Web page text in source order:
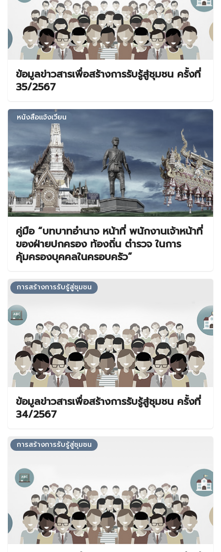
ข้อมูลข่าวสารเพื่อสร้างการรับรู้สู่ชุมชน ครั้งที่
35/2567
หนังสือแจ้งเวียน
คู่มือ “บทบาทอำนาจ หน้าที่ พนักงานเจ้าหน้าที่
ของฝ่ายปกครอง ท้องถิ่น ตำรวจ ในการ
คุ้มครองบุคคลในครอบครัว”
การสร้างการรับรู้สู่ชุมชน
ข้อมูลข่าวสารเพื่อสร้างการรับรู้สู่ชุมชน ครั้งที่
34/2567
การสร้างการรับรู้สู่ชุมชน